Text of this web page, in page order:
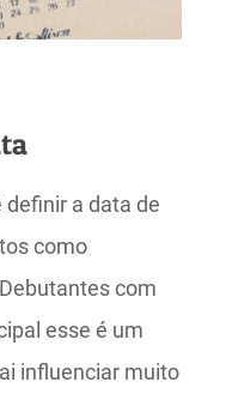
definir a data de
como
com
esse é um
influenciar muito